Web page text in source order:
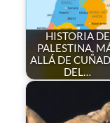
HISTORIA DE
PALESTINA,
ALLÁ DE
DEL…